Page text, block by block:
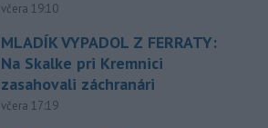
včera 19:10
MLADÍK VYPADOL Z FERRATY:
Na Skalke pri Kremnici
zasahovali záchranári
včera 17:19